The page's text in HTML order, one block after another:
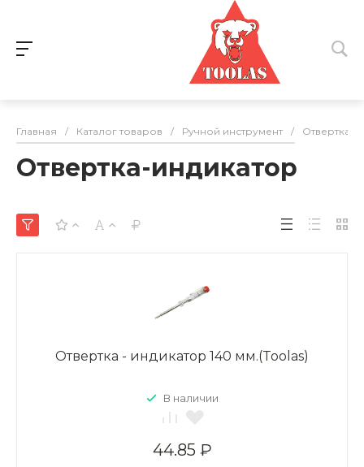
Главная / Каталог товаров / Ручной инструмент / Отвертка-
Отвертка-индикатор
Отвертка - индикатор 140 мм.(Toolas)
В наличии
44.85 ₽